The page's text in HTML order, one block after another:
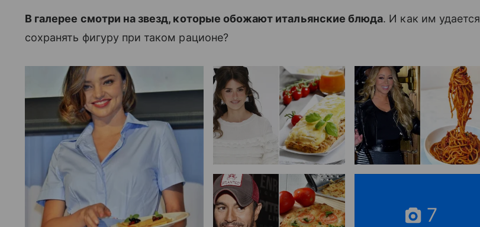
В галерее смотри на звезд, которые обожают итальянские блюда. И как им удается
сохранять фигуру при таком рационе?
7